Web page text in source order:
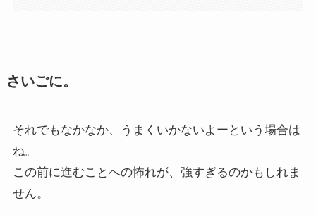
さいごに。
それでもなかなか、うまくいかないよーという場合は
ね。
この前に進むことへの怖れが、強すぎるのかもしれま
せん。